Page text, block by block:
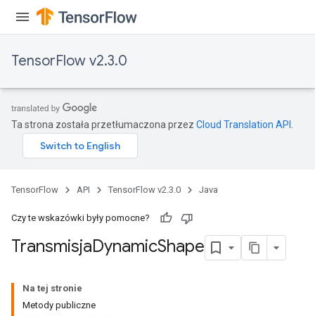
TensorFlow v2.3.0
Ta strona została przetłumaczona przez Cloud Translation API
TensorFlow API TensorFlow v2.3.0 Java
Czy te wskazówki były pomocne?
TransmisjaDynamicShape
Na tej stronie
Metody publiczne